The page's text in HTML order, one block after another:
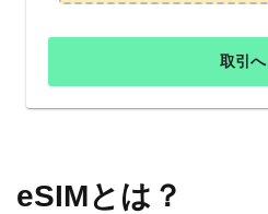
取引へ
eSIMとは？